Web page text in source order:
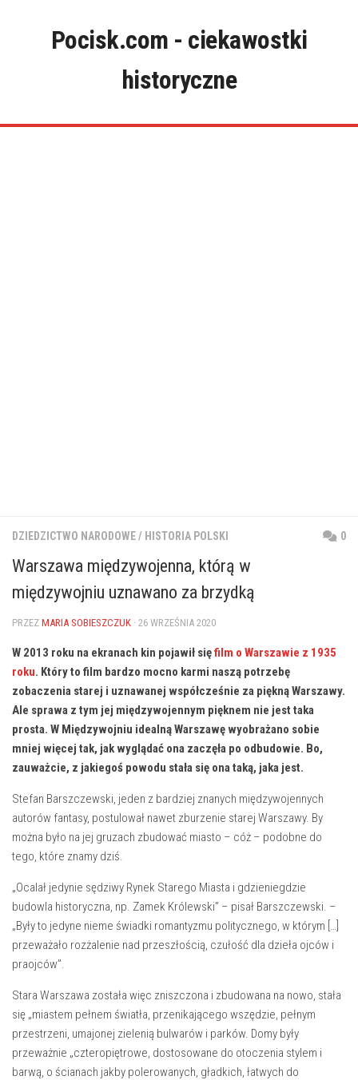
Pocisk.com - ciekawostki
historyczne
DZIEDZICTWO NARODOWE/ HISTORIA POLSKI 0
Warszawa międzywojenna, którą w
międzywojniu uznawano za brzydką
PRZEZ MARIA SOBIESZCZUK · 26 WRZEŚNIA 2020
W 2013 roku na ekranach kin pojawił sięfilm o Warszawie z 1935
roku. Który to film bardzo mocno karmi naszą potrzebę
zobaczenia starej i uznawanej współcześnie za piękną Warszawy.
Ale sprawa z tym jej międzywojennym pięknem nie jest taka
prosta. W Międzywojniu idealną Warszawę wyobrażano sobie
mniej więcej tak, jak wyglądać ona zaczęła po odbudowie. Bo,
zauważcie, z jakiegoś powodu stała się ona taką, jaka jest.
Stefan Barszczewski, jeden z bardziej znanych międzywojennych
autorów fantasy, postulował nawet zburzenie starej Warszawy. By
można było na jej gruzach zbudować miasto – cóż – podobne do
tego, które znamy dziś.
„Ocalał jedynie sędziwy Rynek Starego Miasta i gdzieniegdzie
budowla historyczna, np. Zamek Królewski” – pisał Barszczewski. –
„Były to jedyne nieme świadki romantyzmu politycznego, w którym […]
przeważało rozżalenie nad przeszłością, czułość dla dzieła ojców i
praojców”.
Stara Warszawa została więc zniszczona i zbudowana na nowo, stała
się „miastem pełnem światła, przenikającego wszędzie, pełnym
przestrzeni, umajonej zielenią bulwarów i parków. Domy były
przeważnie „czteropiętrowe, dostosowane do otoczenia stylem i
barwą, o ścianach jakby polerowanych, gładkich, łatwych do